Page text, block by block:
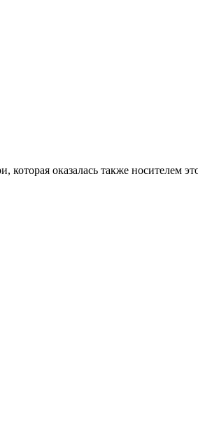
оказалась также носителем